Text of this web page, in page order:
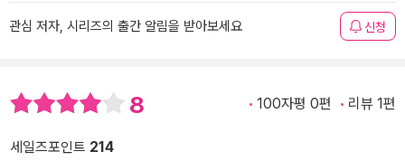
관심 저자, 시리즈의 출간 알림을 받아보세요 신청
8 100자평 0편 리뷰 1편
세일즈포인트 214